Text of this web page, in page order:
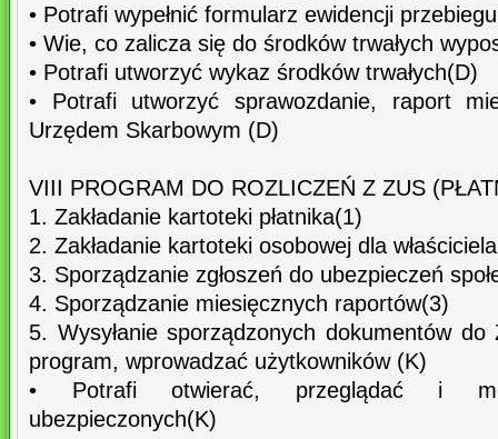
• Potrafi wypełnić formularz ewidencji
• Wie, co zalicza się do środków trwałych
• Potrafi utworzyć wykaz środków trwałych(D)
• Potrafi utworzyć sprawozdanie, raport
Urzędem Skarbowym (D)
VIII PROGRAM DO ROZLICZEŃ Z ZUS
1. Zakładanie kartoteki płatnika(1)
2. Zakładanie kartoteki osobowej dla
3. Sporządzanie zgłoszeń do ubezpieczeń
4. Sporządzanie miesięcznych raportów(3)
5. Wysyłanie sporządzonych dokumentów
program, wprowadzać użytkowników (K)
• Potrafi otwierać, przeglądać i
ubezpieczonych(K)